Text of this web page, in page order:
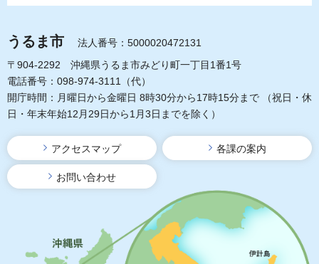
うるま市
法人番号：5000020472131
〒904-2292 沖縄県うるま市みどり町一丁目1番1号
電話番号：098-974-3111（代）
開庁時間：月曜日から金曜日 8時30分から17時15分まで
（祝日・休
日・年末年始12月29日から1月3日までを除く）
アクセスマップ 各課の案内
お問い合わせ